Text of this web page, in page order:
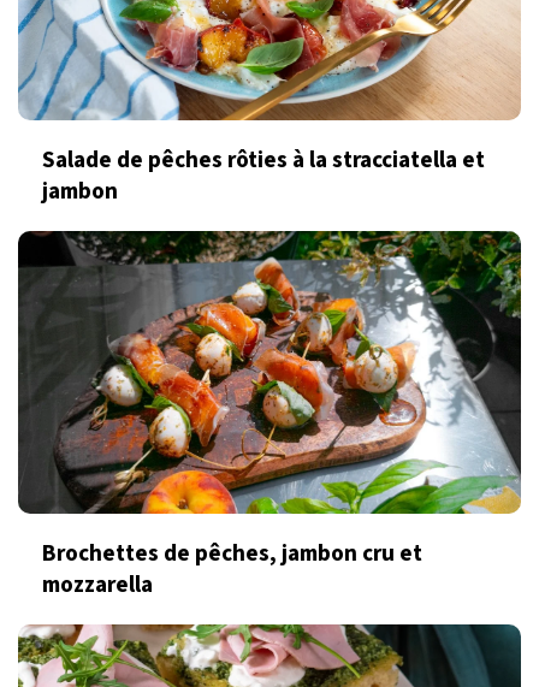
Salade de pêches rôties à la stracciatella et
jambon
Brochettes de pêches, jambon cru et
mozzarella